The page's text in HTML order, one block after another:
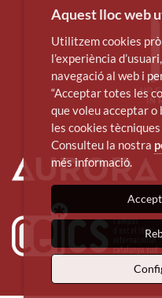
Aquest lloc web
Utilitzem cookies
l’experiència
navegació al web i
“Acceptar totes les
que voleu acceptar o
les cookies
Consulteu la nostra
més informació.